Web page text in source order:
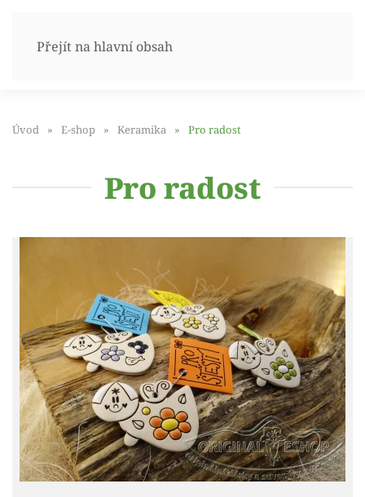
Přejít na hlavní obsah
Úvod E-shop Keramika Pro radost
Pro radost